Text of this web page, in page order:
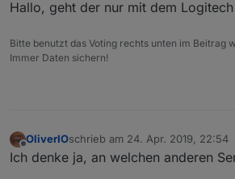
Hallo, geht der nur mit dem
Bitte benutzt das Voting rechts unten im Beitrag
Immer Daten sichern!
Offline
OliverIOschrieb am 24. Apr. 2019, 22:54
zuletzt editiert von
Ich denke ja, an welchen anderen